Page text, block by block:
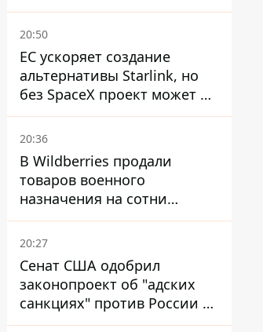
20:50
ЕС ускоряет создание
альтернативы Starlink, но
без SpaceX проект может не
обойтись
20:36
В Wildberries продали
товаров военного
назначения на сотни
миллионов, но удары ВСУ
изменили ситуацию
20:27
Сенат США одобрил
законопроект об "адских
санкциях" против России и
Ирана